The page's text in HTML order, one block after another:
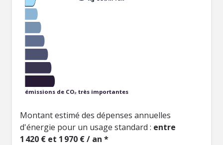
émissions de CO₂ très importantes
Montant estimé des dépenses annuelles
d'énergie pour un usage standard : entre
1 420 € et 1 970 € / an *